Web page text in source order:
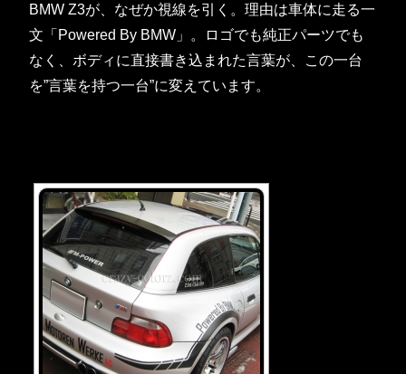
BMW Z3が、なぜか視線を引く。理由は車体に走る一
文「Powered By BMW」。ロゴでも純正パーツでも
なく、ボディに直接書き込まれた言葉が、この一台
を”言葉を持つ一台”に変えています。